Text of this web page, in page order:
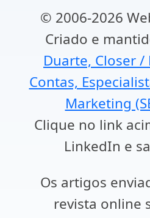
© 2006-2026
Criado e
Duarte, Closer /
Contas,
Marketing
Clique no link
LinkedIn e
Os artigos
revista online